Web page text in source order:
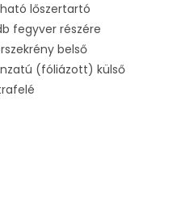
lőszertartó
fegyver részére
belső
(fóliázott) külső